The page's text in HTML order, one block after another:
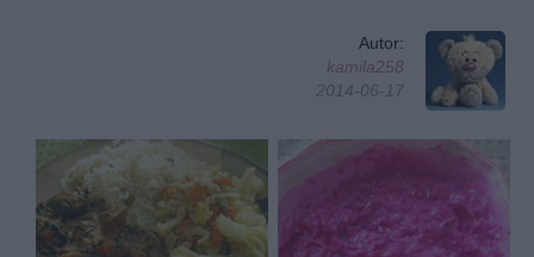
Autor:
kamila258
2014-06-17